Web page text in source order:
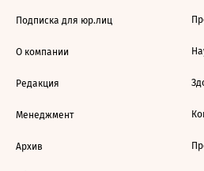
Подписка для юр.лиц
О компании
Редакция
Менеджмент
Архив